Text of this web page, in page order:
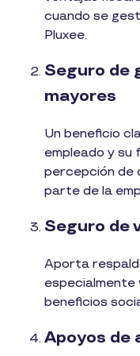
cuando se
Pluxee.
Seguro de
mayores
Un beneficio
empleado y su
percepción de
parte de la
Seguro de
Aporta
especialmente
beneficios
Apoyos de